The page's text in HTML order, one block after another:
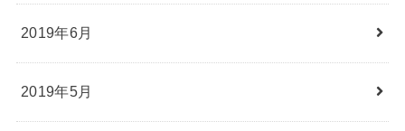
2019年6月
2019年5月